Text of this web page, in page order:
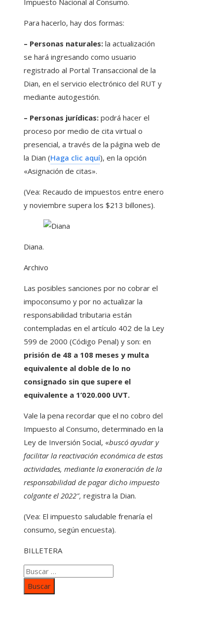
Impuesto Nacional al Consumo.
Para hacerlo, hay dos formas:
– Personas naturales: la actualización
se hará ingresando como usuario
registrado al Portal Transaccional de la
Dian, en el servicio electrónico del RUT y
mediante autogestión.
– Personas jurídicas: podrá hacer el
proceso por medio de cita virtual o
presencial, a través de la página web de
la Dian (Haga clic aquí), en la opción
«Asignación de citas».
(Vea: Recaudo de impuestos entre enero
y noviembre supera los $213 billones).
Diana.
Archivo
Las posibles sanciones por no cobrar el
impoconsumo y por no actualizar la
responsabilidad tributaria están
contempladas en el artículo 402 de la Ley
599 de 2000 (Código Penal) y son: en
prisión de 48 a 108 meses y multa
equivalente al doble de lo no
consignado sin que supere el
equivalente a 1’020.000 UVT.
Vale la pena recordar que el no cobro del
Impuesto al Consumo, determinado en la
Ley de Inversión Social, «buscó ayudar y
facilitar la reactivación económica de estas
actividades, mediante la exoneración de la
responsabilidad de pagar dicho impuesto
colgante el 2022″, registra la Dian.
(Vea: El impuesto saludable frenaría el
consumo, según encuesta).
BILLETERA
Buscar: